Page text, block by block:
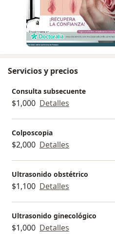
Servicios y precios
Consulta subsecuente
$1,000 Detalles
Colposcopia
$2,000 Detalles
Ultrasonido obstétrico
$1,100 Detalles
Ultrasonido ginecológico
$1,000 Detalles